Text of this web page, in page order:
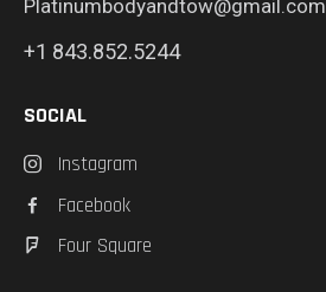
Platinumbodyandtow@gmail.com
+1 843.852.5244
SOCIAL
Instagram
Facebook
Four Square